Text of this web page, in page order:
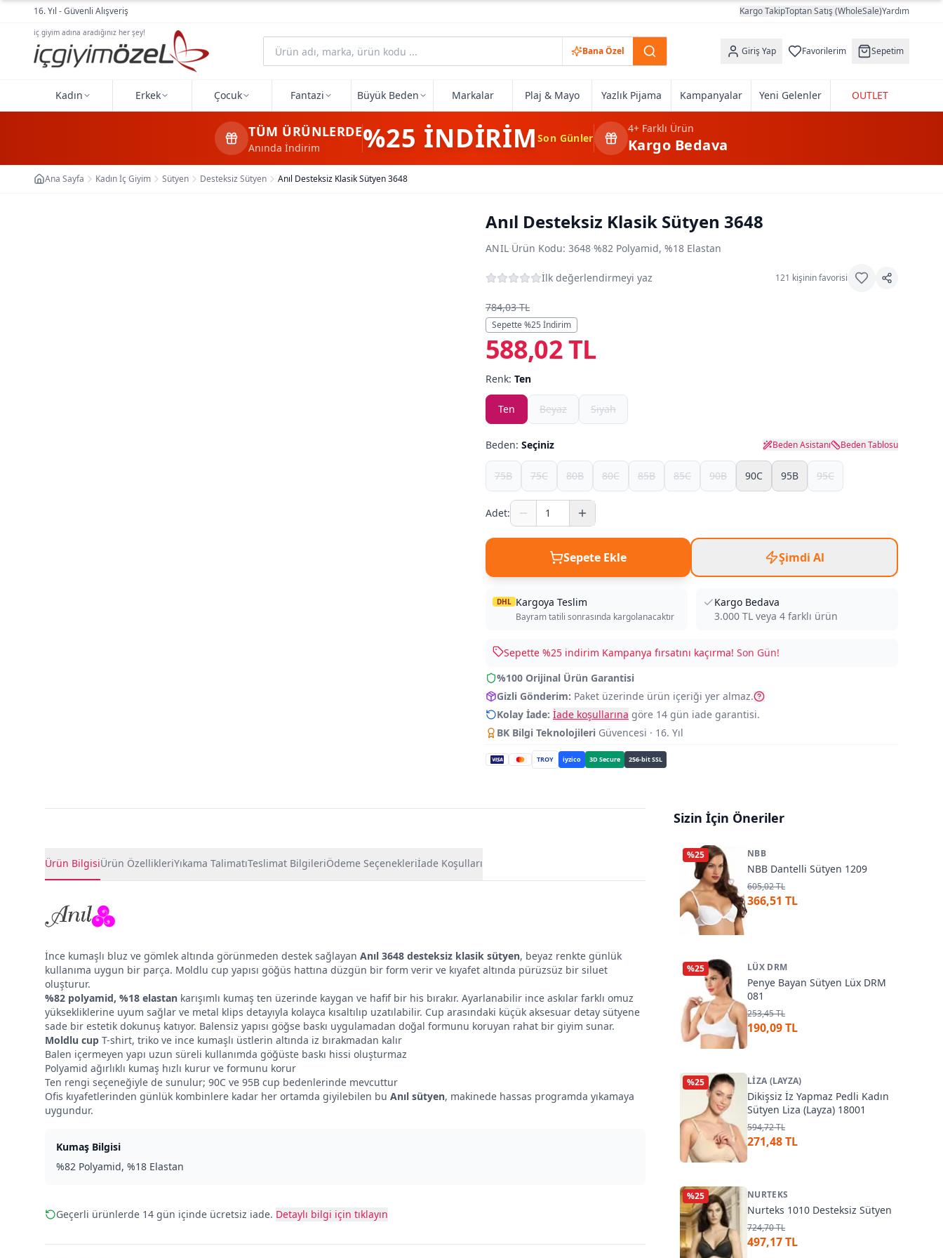
Ana içeriğe geç16. Yıl - Güvenli Alışveriş Kargo TakipToptan Satış (WholeSale)Yardım
iç giyim adına aradığınız her şey!
Bana Özel Giriş Yap Favorilerim Sepetim
Kadın Erkek Çocuk Fantazi Büyük Beden Markalar Plaj & Mayo Yazlık Pijama Kampanyalar Yeni Gelenler OUTLET
TÜM ÜRÜNLERDE
Anında İndirim %25 İNDİRİMSon Günler
4+Farklı Ürün
Kargo Bedava
Ana Sayfa Kadın İç Giyim Sütyen Desteksiz Sütyen Anıl Desteksiz Klasik Sütyen 3648
Anıl Desteksiz Klasik Sütyen 3648
ANIL·Ürün Kodu:3648·%82 Polyamid, %18 Elastan
İlk değerlendirmeyi yaz 121 kişinin favorisi
784,03 TL
Sepette %25 İndirim
588,02 TL
Renk: Ten
Ten Beyaz Siyah
Beden: Seçiniz Beden Asistanı Beden Tablosu
75B 75C 80B 80C 85B 85C 90B 90C 95B 95C
Adet:
Sepete Ekle Şimdi Al
DHL Kargoya Teslim
Bayram tatili sonrasında kargolanacaktır
Kargo Bedava
3.000 TL veya 4 farklı ürün
Sepette %25 indirim Kampanya fırsatını kaçırma! Son Gün!
%100 Orijinal Ürün Garantisi
Gizli Gönderim: Paket üzerinde ürün içeriği yer almaz.
Kolay İade: İade koşullarına göre 14 gün iade garantisi.
BK Bilgi Teknolojileri Güvencesi · 16. Yıl
TROY iyzico 3D Secure 256-bit SSL
Ürün BilgisiÜrün ÖzellikleriYıkama TalimatıTeslimat BilgileriÖdeme Seçenekleriİade Koşulları
İnce kumaşlı bluz ve gömlek altında görünmeden destek sağlayan Anıl 3648 desteksiz klasik sütyen, beyaz renkte günlük
kullanıma uygun bir parça. Moldlu cup yapısı göğüs hattına düzgün bir form verir ve kıyafet altında pürüzsüz bir siluet
oluşturur.
%82 polyamid, %18 elastan karışımlı kumaş ten üzerinde kaygan ve hafif bir his bırakır. Ayarlanabilir ince askılar farklı omuz
yüksekliklerine uyum sağlar ve metal klips detayıyla kolayca kısaltılıp uzatılabilir. Cup arasındaki küçük aksesuar detay sütyene
sade bir estetik dokunuş katıyor. Balensiz yapısı göğse baskı uygulamadan doğal formunu koruyan rahat bir giyim sunar.
Moldlu cup T-shirt, triko ve ince kumaşlı üstlerin altında iz bırakmadan kalır
Balen içermeyen yapı uzun süreli kullanımda göğüste baskı hissi oluşturmaz
Polyamid ağırlıklı kumaş hızlı kurur ve formunu korur
Ten rengi seçeneğiyle de sunulur; 90C ve 95B cup bedenlerinde mevcuttur
Ofis kıyafetlerinden günlük kombinlere kadar her ortamda giyilebilen bu Anıl sütyen, makinede hassas programda yıkamaya
uygundur.
Kumaş Bilgisi
%82 Polyamid, %18 Elastan
Geçerli ürünlerde 14 gün içinde ücretsiz iade. Detaylı bilgi için tıklayın
Sizin İçin Öneriler
%25 NBB
NBB Dantelli Sütyen 1209
605,02 TL
366,51 TL
%25 LÜX DRM
Penye Bayan Sütyen Lüx DRM
081
253,45 TL
190,09 TL
%25 LIZA (LAYZA)
Dikişsiz İz Yapmaz Pedli Kadın
Sütyen Liza (Layza) 18001
594,72 TL
271,48 TL
%25 NURTEKS
Nurteks 1010 Desteksiz Sütyen
724,70 TL
497,17 TL